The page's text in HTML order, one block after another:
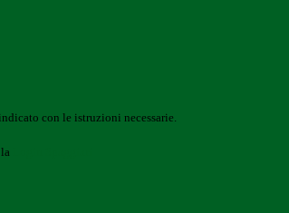
con le istruzioni necessarie.